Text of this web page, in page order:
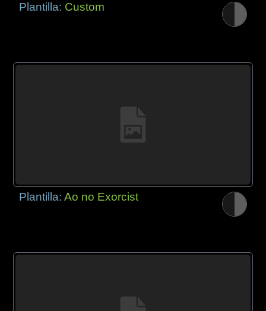
Plantilla: Custom
Plantilla:Ao no Exorcist